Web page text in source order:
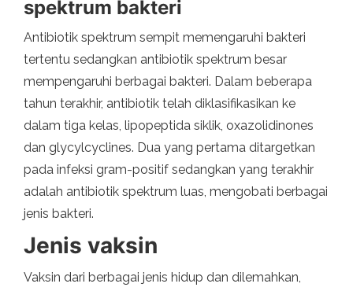
spektrum bakteri
Antibiotik spektrum sempit memengaruhi bakteri
tertentu sedangkan antibiotik spektrum besar
mempengaruhi berbagai bakteri. Dalam beberapa
tahun terakhir, antibiotik telah diklasifikasikan ke
dalam tiga kelas, lipopeptida siklik, oxazolidinones
dan glycylcyclines. Dua yang pertama ditargetkan
pada infeksi gram-positif sedangkan yang terakhir
adalah antibiotik spektrum luas, mengobati berbagai
jenis bakteri.
Jenis vaksin
Vaksin dari berbagai jenis hidup dan dilemahkan,